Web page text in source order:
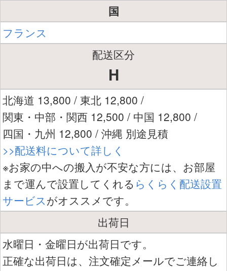
国
フランス
配送区分
H
北海道 13,800 / 東北 12,800 /
関東・中部・関西 12,500 / 中国 12,800 /
四国・九州 12,800 / 沖縄 別途見積
>>配送料について詳しく
※お家の中への搬入が不安な方には、お部屋
まで運んで設置してくれる らくらく配送設置
サービスがオススメです。
出荷日
水曜日・金曜日が出荷日です。
正確な出荷日は、注文確定メールでご連絡し